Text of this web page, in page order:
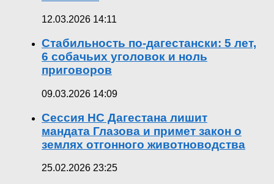
12.03.2026 14:11
Стабильность по-дагестански: 5 лет,
6 собачьих уголовок и ноль
приговоров
09.03.2026 14:09
Сессия НС Дагестана лишит
мандата Глазова и примет закон о
землях отгонного животноводства
25.02.2026 23:25